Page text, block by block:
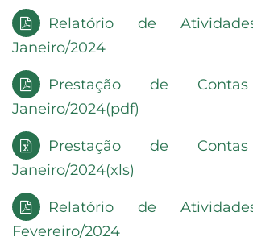
Relatório de
Janeiro/2024
Prestação de
Janeiro/2024(pdf)
Prestação de
Janeiro/2024(xls)
Relatório de
Fevereiro/2024